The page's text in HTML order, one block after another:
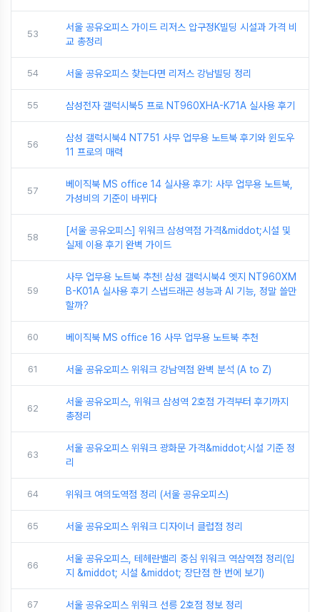
53
서울 공유오피스 가이드 리저스 압구정K빌딩 시설과 가격 비
교 총정리
54 서울 공유오피스 찾는다면 리저스 강남빌딩 정리
55 삼성전자 갤럭시북5 프로 NT960XHA-K71A 실사용 후기
56
삼성 갤럭시북4 NT751 사무 업무용 노트북 후기와 윈도우
11 프로의 매력
57
베이직북 MS office 14 실사용 후기: 사무 업무용 노트북,
가성비의 기준이 바뀌다
58
[서울 공유오피스] 위워크 삼성역점 가격&middot;시설 및
실제 이용 후기 완벽 가이드
59
사무 업무용 노트북 추천! 삼성 갤럭시북4 엣지 NT960XM
B-K01A 실사용 후기 스냅드래곤 성능과 AI 기능, 정말 쓸만
할까?
60 베이직북 MS office 16 사무 업무용 노트북 추천
61 서울 공유오피스 위워크 강남역점 완벽 분석 (A to Z)
62
서울 공유오피스, 위워크 삼성역 2호점 가격부터 후기까지
총정리
63
서울 공유오피스 위워크 광화문 가격&middot;시설 기준 정
리
64 위워크 여의도역점 정리 (서울 공유오피스)
65 서울 공유오피스 위워크 디자이너 클럽점 정리
66
서울 공유오피스, 테헤란밸리 중심 위워크 역삼역점 정리(입
지 &middot; 시설 &middot; 장단점 한 번에 보기)
67 서울 공유오피스 위워크 선릉 2호점 정보 정리